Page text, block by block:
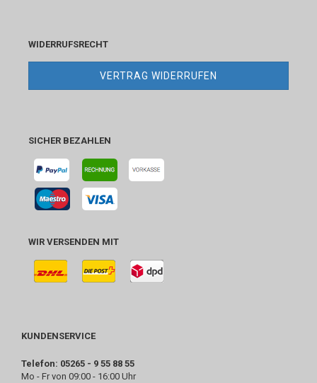
WIDERRUFSRECHT
VERTRAG WIDERRUFEN
SICHER BEZAHLEN
WIR VERSENDEN MIT
KUNDENSERVICE
Telefon: 05265 - 9 55 88 55
Mo - Fr von 09:00 - 16:00 Uhr